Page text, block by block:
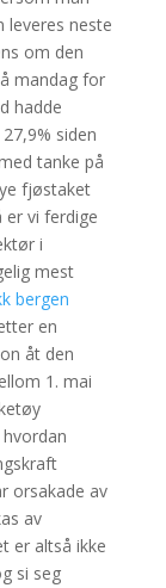
leveres neste
om den
mandag for
hadde
siden
tanke på
fjøstaket
er vi ferdige
i
mest
bergen
en
åt den
1. mai
orsakade av
av
er altså ikke
si seg